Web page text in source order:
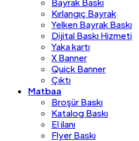
Kırlangıç Bayrak
Yelken Bayrak Baskı
Dijital Baskı Hizmeti
Yaka kartı
X Banner
Quick Banner
Çıktı
Matbaa
Broşür Baskı
Katalog Baskı
El ilanı
Flyer Baskı